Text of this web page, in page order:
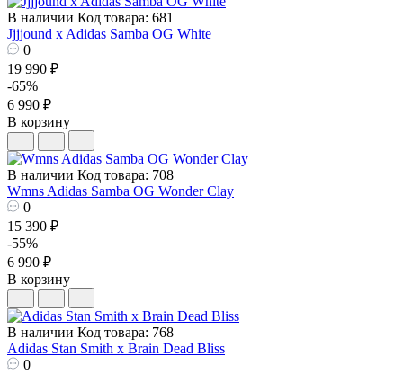
В наличии Код товара: 681
Jjjjound x Adidas Samba OG White
0
19 990 ₽
-65%
6 990 ₽
В корзину
В наличии Код товара: 708
Wmns Adidas Samba OG Wonder Clay
0
15 390 ₽
-55%
6 990 ₽
В корзину
В наличии Код товара: 768
Adidas Stan Smith x Brain Dead Bliss
0